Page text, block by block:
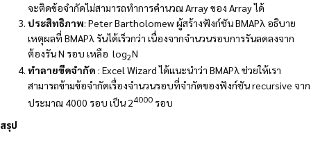
จะติดข้อจำกัดไม่สามารถทำการคำนวณ Array ของ Array ได้
ประสิทธิภาพ: Peter Bartholomew ผู้สร้างฟังก์ชัน BMAPλ อธิบาย
เหตุผลที่ BMAPλ รันได้เร็วกว่า เนื่องจากจำนวนรอบการรันลดลงจาก
ต้องรัน N รอบ เหลือ log2N
ทำลายขีดจำกัด : Excel Wizard ได้แนะนำว่า BMAPλ ช่วยให้เรา
สามารถข้ามข้อจำกัดเรื่องจำนวนรอบที่จำกัดของฟังก์ชัน recursive จาก
ประมาณ 4000 รอบ เป็น 24000 รอบ
สรุป